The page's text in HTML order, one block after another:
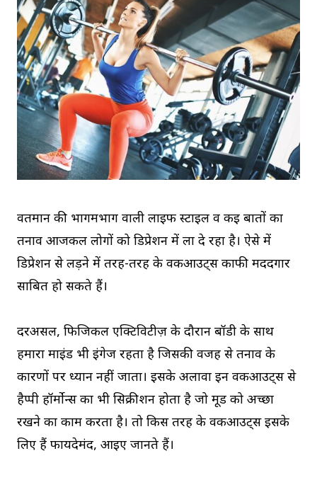
वर्तमान की भागमभाग वाली लाइफ स्टाइल व कई बातों का
तनाव आजकल लोगों को डिप्रेशन में ला दे रहा है। ऐसे में
डिप्रेशन से लड़ने में तरह-तरह के वर्कआउट्स काफी मददगार
साबित हो सकते हैं।
दरअसल, फिजिकल एक्टिविटीज़ के दौरान बॉडी के साथ
हमारा माइंड भी इंगेज रहता है जिसकी वजह से तनाव के
कारणों पर ध्यान नहीं जाता। इसके अलावा इन वर्कआउट्स से
हैप्पी हॉर्मोन्स का भी सिक्रीशन होता है जो मूड को अच्छा
रखने का काम करता है। तो किस तरह के वर्कआउट्स इसके
लिए हैं फायदेमंद, आइए जानते हैं।